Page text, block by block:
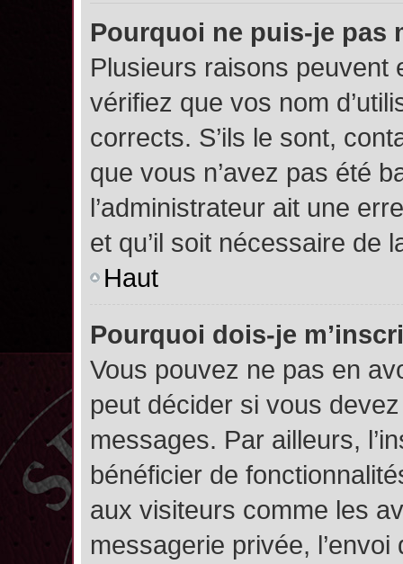
Pourquoi ne puis-je pas
Plusieurs raisons peuvent
vérifiez que vos nom
corrects. S’ils le sont,
que vous n’avez pas été
l’administrateur ait une
et qu’il soit nécessaire de
Haut
Pourquoi dois-je
Vous pouvez ne pas en
peut décider si vous
messages. Par ailleurs,
bénéficier de
aux visiteurs comme les
messagerie privée,